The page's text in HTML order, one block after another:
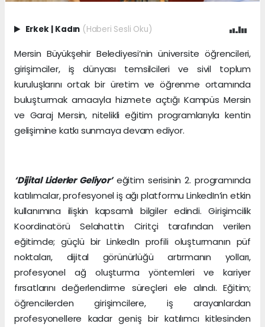
Erkek Kadın (Haberi Sesli Oku)
Mersin Büyükşehir Belediyesi’nin üniversite öğrencileri,
girişimciler, iş dünyası temsilcileri ve sivil toplum
kuruluşlarını ortak bir üretim ve öğrenme ortamında
buluşturmak amacıyla hizmete açtığı Kampüs Mersin
ve Garaj Mersin, nitelikli eğitim programlarıyla kentin
gelişimine katkı sunmaya devam ediyor.
‘Dijital Liderler Geliyor’eğitim serisinin 2. programında
katılımcılar, profesyonel iş ağı platformu LinkedIn’in etkin
kullanımına ilişkin kapsamlı bilgiler edindi. Girişimcilik
Koordinatörü Selahattin Ciritçi tarafından verilen
eğitimde; güçlü bir LinkedIn profili oluşturmanın püf
noktaları, dijital görünürlüğü artırmanın yolları,
profesyonel ağ oluşturma yöntemleri ve kariyer
fırsatlarını değerlendirme süreçleri ele alındı. Eğitim;
öğrencilerden girişimcilere, iş arayanlardan
profesyonellere kadar geniş bir katılımcı kitlesinden